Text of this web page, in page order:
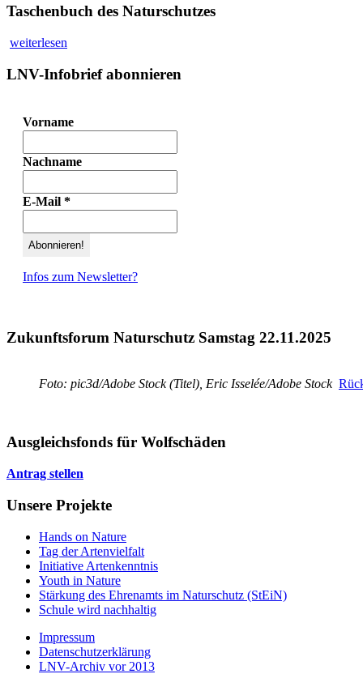
Taschenbuch des Naturschutzes
weiterlesen
LNV-Infobrief abonnieren
Vorname
Nachname
E-Mail *
Infos zum Newsletter?
Zukunftsforum Naturschutz Samstag 22.11.2025
Foto: pic3d/Adobe Stock (Titel), Eric Isselée/Adobe Stock
Ausgleichsfonds für Wolfschäden
Antrag stellen
Unsere Projekte
Hands on Nature
Tag der Artenvielfalt
Initiative Artenkenntnis
Youth in Nature
Stärkung des Ehrenamts im Naturschutz (StEiN)
Schule wird nachhaltig
Impressum
Datenschutzerklärung
LNV-Archiv vor 2013